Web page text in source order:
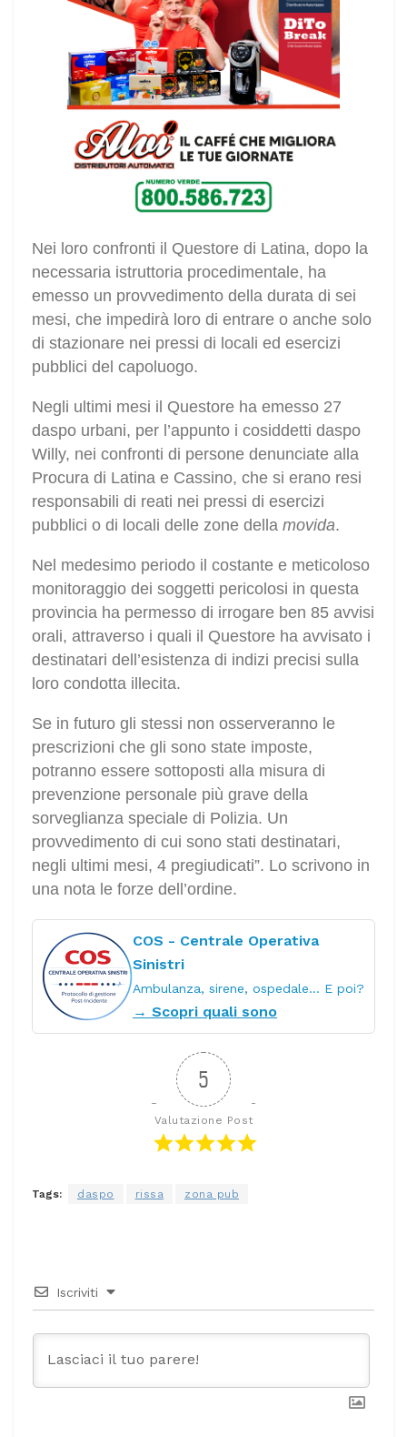
Nei loro confronti il Questore di Latina, dopo la
necessaria istruttoria procedimentale, ha
emesso un provvedimento della durata di sei
mesi, che impedirà loro di entrare o anche solo
di stazionare nei pressi di locali ed esercizi
pubblici del capoluogo.
Negli ultimi mesi il Questore ha emesso 27
daspo urbani, per l’appunto i cosiddetti daspo
Willy, nei confronti di persone denunciate alla
Procura di Latina e Cassino, che si erano resi
responsabili di reati nei pressi di esercizi
pubblici o di locali delle zone della movida.
Nel medesimo periodo il costante e meticoloso
monitoraggio dei soggetti pericolosi in questa
provincia ha permesso di irrogare ben 85 avvisi
orali, attraverso i quali il Questore ha avvisato i
destinatari dell’esistenza di indizi precisi sulla
loro condotta illecita.
Se in futuro gli stessi non osserveranno le
prescrizioni che gli sono state imposte,
potranno essere sottoposti alla misura di
prevenzione personale più grave della
sorveglianza speciale di Polizia. Un
provvedimento di cui sono stati destinatari,
negli ultimi mesi, 4 pregiudicati”. Lo scrivono in
una nota le forze dell’ordine.
COS - Centrale Operativa
Sinistri
Ambulanza, sirene, ospedale… E poi?
→ Scopri quali sono
5
Valutazione Post
Tags: daspo rissa zona pub
Iscriviti